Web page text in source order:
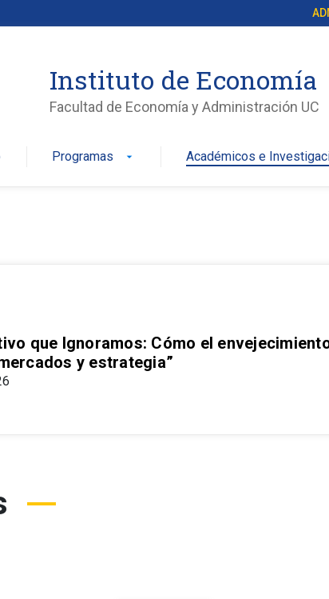
Instituto de Economía
Facultad de Economía y Administración UC
Programas arrow_drop_down Académicos e
que Ignoramos: Cómo el
y estrategia”